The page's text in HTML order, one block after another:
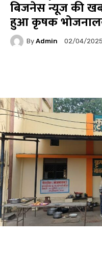
बिजनेस न्यूज की
हुआ कृषक
By Admin 02/04/2025